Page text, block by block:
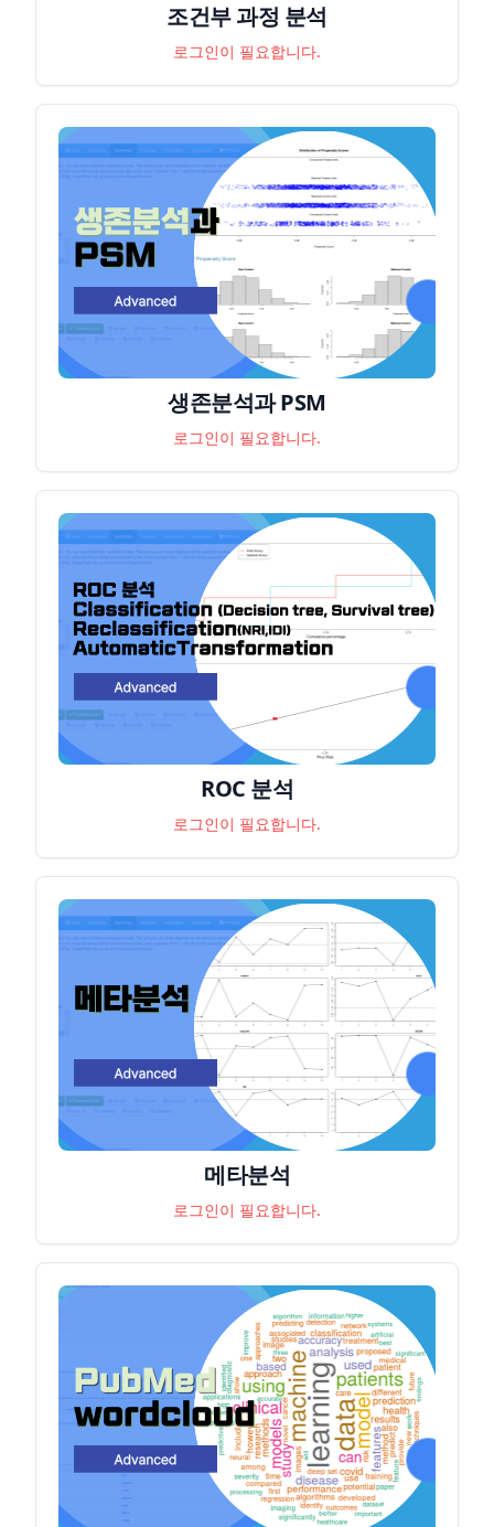
조건부 과정 분석
로그인이 필요합니다.
생존분석과 PSM
로그인이 필요합니다.
ROC 분석
로그인이 필요합니다.
메타분석
로그인이 필요합니다.